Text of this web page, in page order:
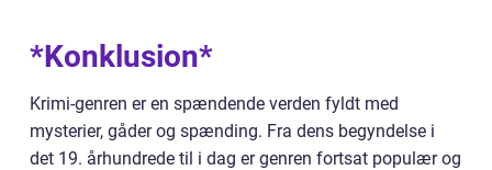
*Konklusion*
Krimi-genren er en spændende verden fyldt med
mysterier, gåder og spænding. Fra dens begyndelse i
det 19. århundrede til i dag er genren fortsat populær og